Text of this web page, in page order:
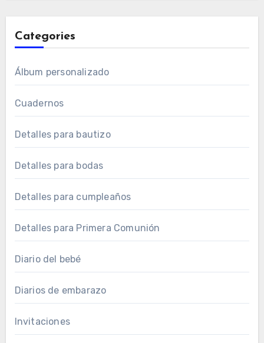
Categories
Álbum personalizado
Cuadernos
Detalles para bautizo
Detalles para bodas
Detalles para cumpleaños
Detalles para Primera Comunión
Diario del bebé
Diarios de embarazo
Invitaciones